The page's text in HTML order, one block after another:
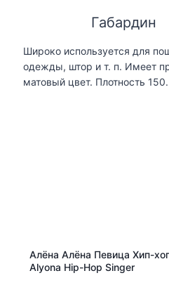
Габардин
Широко используется для
одежды, штор и т. п. Имеет
матовый цвет. Плотность 150.
Алёна Алёна Певица Хип-
Alyona Hip-Hop Singer